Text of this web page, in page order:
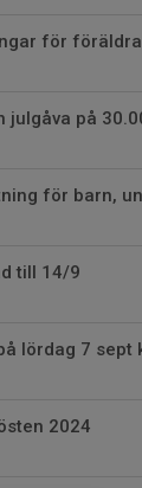
för
julgåva på
för barn,
till 14/9
lördag 7 sept
2024